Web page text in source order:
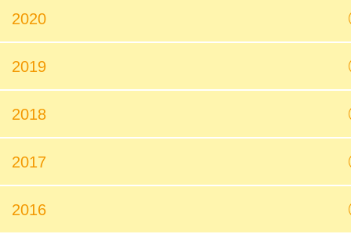
2020
2019
2018
2017
2016